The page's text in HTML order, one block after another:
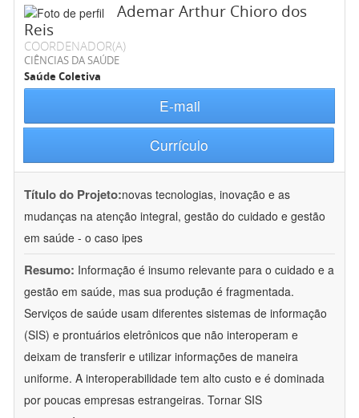
Ademar Arthur Chioro dos
Reis
COORDENADOR(A)
CIÊNCIAS DA SAÚDE
Saúde Coletiva
E-mail
Currículo
Título do Projeto:novas tecnologias, inovação e as
mudanças na atenção integral, gestão do cuidado e gestão
em saúde - o caso ipes
Resumo: Informação é insumo relevante para o cuidado e a
gestão em saúde, mas sua produção é fragmentada.
Serviços de saúde usam diferentes sistemas de informação
(SIS) e prontuários eletrônicos que não interoperam e
deixam de transferir e utilizar informações de maneira
uniforme. A interoperabilidade tem alto custo e é dominada
por poucas empresas estrangeiras. Tornar SIS